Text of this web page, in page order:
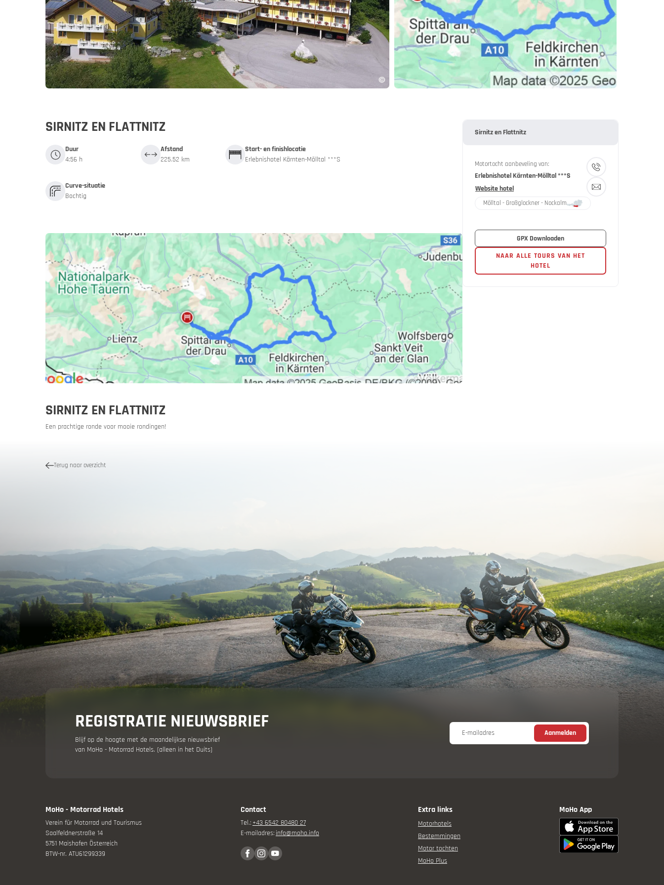
Duitsland
Slovenië
MoHos met motorverhuur
Duitsland
Slovenië
Passen & bergwegen
My MoHo-App
Een motor huren
Vakantie adviseur
SIRNITZ EN FLATTNITZ
Duur
4:56 h
Afstand
225.52 km
Start- en finishlocatie
Erlebnishotel Kärnten-Mölltal ***S
Curve-situatie
Bochtig
SIRNITZ EN FLATTNITZ
Een prachtige ronde voor mooie rondingen!
Terug naar overzicht
Sirnitz en Flattnitz
Motortocht aanbeveling van:
Erlebnishotel Kärnten-Mölltal ***S
Website hotel
Mölltal - Großglockner - Nockalm
GPX Downloaden
NAAR ALLE TOURS VAN HET
HOTEL
REGISTRATIE NIEUWSBRIEF
Blijf op de hoogte met de maandelijkse nieuwsbrief
van MoHo - Motorrad Hotels. (alleen in het Duits)
E-mailadres Aanmelden
MoHo - Motorrad Hotels
Verein für Motorrad und Tourismus
Saalfeldnerstraße 14
5751 Maishofen Österreich
BTW-nr. ATU61299339
Contact
Tel.: +43 6542 80480 27
E-mailadres: info@moho.info
Extra links
Motorhotels
Bestemmingen
Motor tochten
MoHo Plus
MoHo App